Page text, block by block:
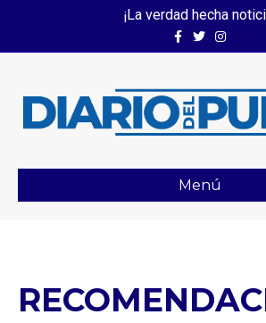
¡La verdad hecha
FacebookTwitterInstagram
Menú